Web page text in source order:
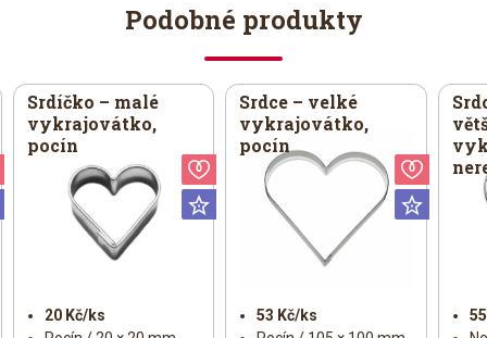
Podobné produkty
Valentýn
Universální
Srdíčko – malé
vykrajovátko,
pocín
20 Kč/ks
Srdce – velké
vykrajovátko,
pocín
53 Kč/ks
Valentýn
Universální